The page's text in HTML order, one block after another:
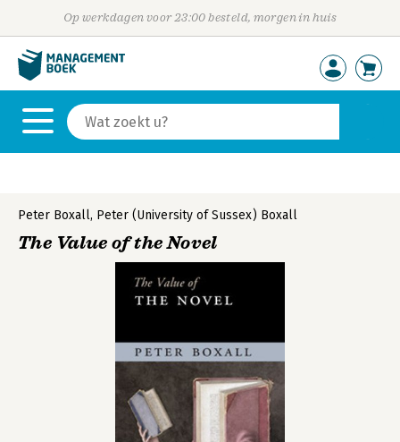
Op werkdagen voor 23:00 besteld, morgen in huis
Peter Boxall, Peter (University of Sussex) Boxall
The Value of the Novel